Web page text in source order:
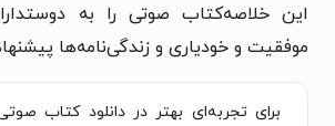
این خلاصه‌کتاب صوتی را به
موفقیت و خودیاری و زندگی‌نامه‌ها
برای تجربه‌ای بهتر در دانلود کتاب